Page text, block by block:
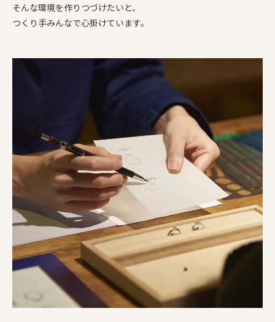
そんな環境を作りつづけたいと、
つくり手みんなで心掛けています。